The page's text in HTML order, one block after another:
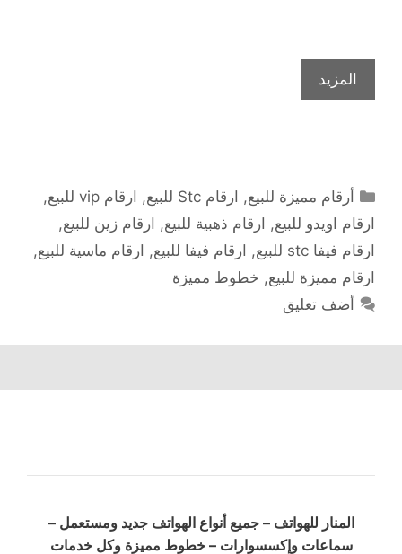
المزيد
التصنيفات
أرقام مميزة للبيع, ارقام Stc للبيع , ارقام vip للبيع
,
ارقام اويدو للبيع, ارقام ذهبية للبيع, ارقام زين للبيع,
ارقام فيفا stc للبيع
, ارقام فيفا للبيع, ارقام ماسية للبيع,
ارقام مميزة للبيع, خطوط مميزة
أضف تعليق
المنار للهواتف – جميع أنواع الهواتف جديد ومستعمل –
سماعات وإكسسوارات – خطوط مميزة وكل خدمات